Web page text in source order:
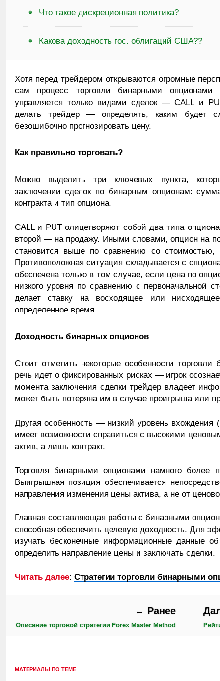
Что такое дискреционная политика?
Какова доходность гос. облигаций США??
Хотя перед трейдером открываются огромные
сам процесс торговли бинарными опционами
управляется только видами сделок — CALL и
делать трейдер — определять, каким будет
безошибочно прогнозировать цену.
Как правильно торговать?
Можно выделить три ключевых пункта,
заключении сделок по бинарным опционам:
контракта и тип опциона.
CALL и PUT олицетворяют собой два типа
второй — на продажу. Иными словами, опцион на
становится выше по сравнению со стоимостью,
Противоположная ситуация складывается с
обеспечена только в том случае, если цена по
низкого уровня по сравнению с первоначальной
делает ставку на восходящее или
определенное время.
Доходность бинарных опционов
Стоит отметить некоторые особенности
речь идет о фиксированных рисках — игрок
момента заключения сделки трейдер владеет
может быть потеряна им в случае проигрыша или
Другая особенность — низкий уровень вхождения
имеет возможности справиться с высокими
актив, а лишь контракт.
Торговля бинарными опционами намного более
Выигрышная позиция обеспечивается
направления изменения цены актива, а не от
Главная составляющая работы с бинарными
способная обеспечить целевую доходность. Для
изучать бесконечные информационные данные
определить направление цены и заключать сделки.
Читать далее: Стратегии торговли бинарными
← Ранее
Описание торговой стратегии Forex Master Method
МАТЕРИАЛЫ ПО ТЕМЕ